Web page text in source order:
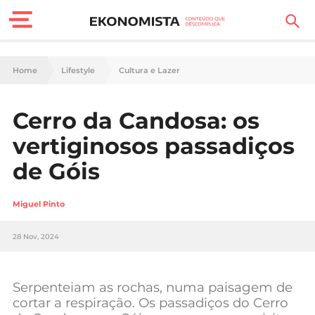
Finanças Pessoais
Carreira
Casa
Lifestyle
Sociedade
Negócios
Home Lifestyle Cultura e Lazer
Cerro da Candosa: os
vertiginosos passadiços
de Góis
Miguel Pinto
28 Nov, 2024
Serpenteiam as rochas, numa paisagem de
cortar a respiração. Os passadiços do Cerro